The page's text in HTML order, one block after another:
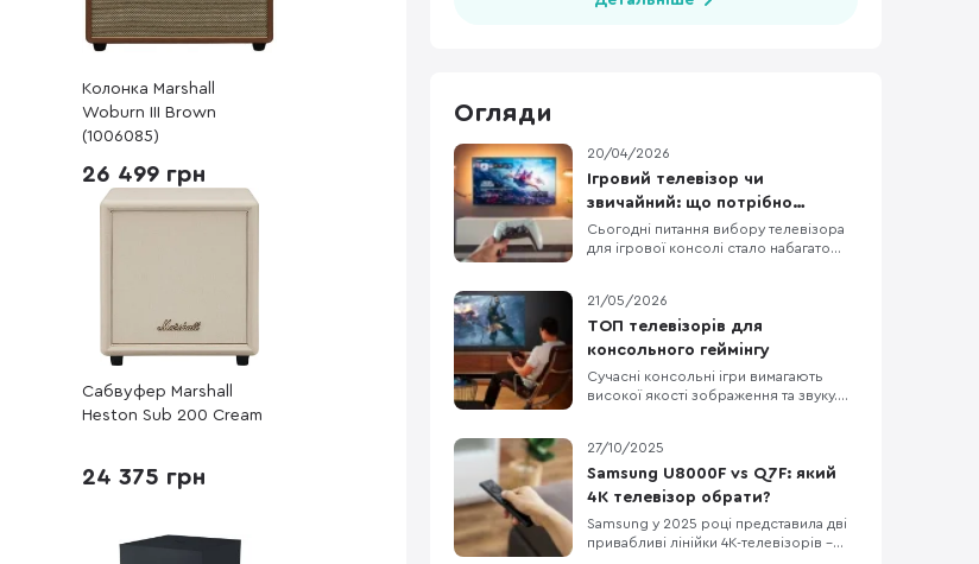
Колонка Marshall
Woburn III Brown
(1006085)
26 499 грн
Сабвуфер Marshall
Heston Sub 200 Cream
24 375 грн
Огляди
20/04/2026
Ігровий телевізор чи
звичайний: що потрібно
консолі насправді
Сьогодні питання вибору телевізора
для ігрової консолі стало набагато
вже вміють працювати з 4K, 120 Гц, VRR
та ALLM, а виробники телевізорів
активно просувають це як аргумент
для покупки. На цьому тлі легко
вирішити, що без
21/05/2026
ТОП телевізорів для
консольного геймінгу
Сучасні консольні ігри вимагають
високої якості зображення та звуку.
підтримка технології HDR робить
кольори насиченішими і яскравішими.
Висока частота оновлення кадрів
забезпечує плавну картинку без
розмиття в динамічних сце
27/10/2025
Samsung U8000F vs Q7F: який
4K телевізор обрати?
Samsung у 2025 році представила дві
привабливі лінійки 4K-телевізорів –